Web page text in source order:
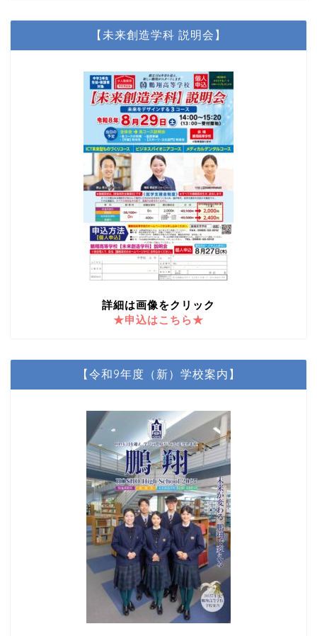
【未来創造学科 説明会】
詳細は画像をクリック
★申込はこちら★
【令和9年度（新）学校案内】